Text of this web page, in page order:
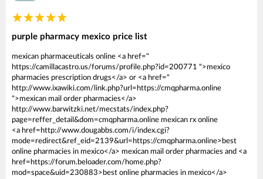
purple pharmacy mexico price list
mexican pharmaceuticals online <a href="
https://camillacastro.us/forums/profile.php?id=200771 ">mexico
pharmacies prescription drugs</a> or <a href="
http://www.ixawiki.com/link.php?url=https://cmqpharma.online
">mexican mail order pharmacies</a>
http://www.barwitzki.net/mecstats/index.php?
page=reffer_detail&dom=cmqpharma.online mexican rx online
<a href=http://www.dougabbs.com/i/index.cgi?
mode=redirect&ref_eid=2139&url=https://cmqpharma.online>best
online pharmacies in mexico</a> mexican mail order pharmacies and <a
href=https://forum.beloader.com/home.php?
mod=space&uid=230883>best online pharmacies in mexico</a>